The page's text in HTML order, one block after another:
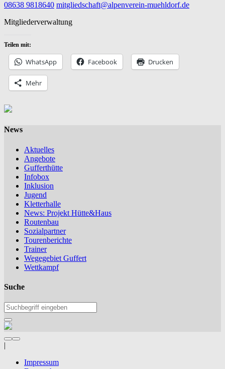
08638 9818640 mitgliedschaft@alpenverein-muehldorf.de
Mitgliederverwaltung
Teilen mit:
WhatsApp Facebook Drucken
Mehr
News
Aktuelles
Angebote
Gufferthütte
Infobox
Inklusion
Jugend
Kletterhalle
News: Projekt Hütte&Haus
Routenbau
Sozialpartner
Tourenberichte
Trainer
Wegegebiet Guffert
Wettkampf
Suche
|
Impressum